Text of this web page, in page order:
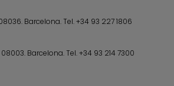
Barcelona.Tel.+34 93 227 1806
Barcelona.Tel.+34 93 214 7300